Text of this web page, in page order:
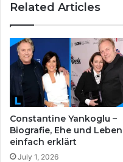
Related Articles
Constantine Yankoglu –
Biografie, Ehe und Leben
einfach erklärt
July 1, 2026